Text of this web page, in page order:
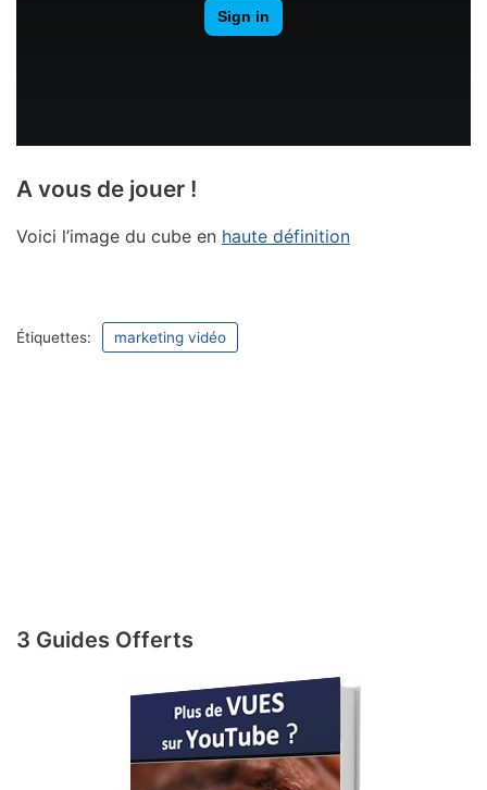
A vous de jouer !
Voici l’image du cube en haute définition
Étiquettes: marketing vidéo
3 Guides Offerts